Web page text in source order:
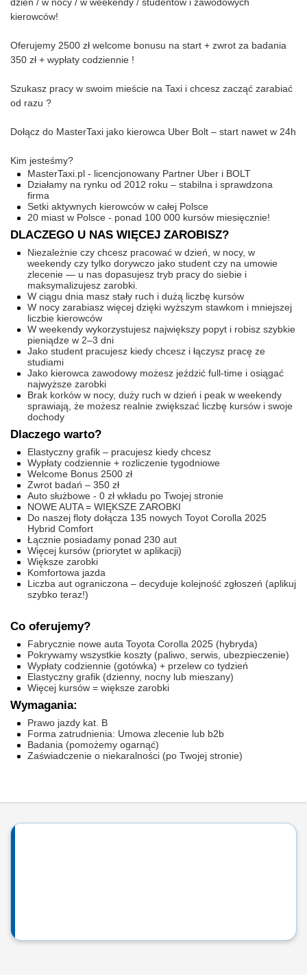
kierowców!
Oferujemy 2500 zł welcome bonusu na start + zwrot za badania
350 zł + wypłaty codziennie !
Szukasz pracy w swoim mieście na Taxi i chcesz zacząć zarabiać
od razu ?
Dołącz do MasterTaxi jako kierowca Uber Bolt – start nawet w 24h
Kim jesteśmy?
MasterTaxi.pl - licencjonowany Partner Uber i BOLT
Działamy na rynku od 2012 roku – stabilna i sprawdzona
firma
Setki aktywnych kierowców w całej Polsce
20 miast w Polsce - ponad 100 000 kursów miesięcznie!
DLACZEGO U NAS WIĘCEJ ZAROBISZ?
Niezależnie czy chcesz pracować w dzień, w nocy, w
weekendy czy tylko dorywczo jako student czy na umowie
zlecenie — u nas dopasujesz tryb pracy do siebie i
maksymalizujesz zarobki.
W ciągu dnia masz stały ruch i dużą liczbę kursów
W nocy zarabiasz więcej dzięki wyższym stawkom i mniejszej
liczbie kierowców
W weekendy wykorzystujesz największy popyt i robisz szybkie
pieniądze w 2–3 dni
Jako student pracujesz kiedy chcesz i łączysz pracę ze
studiami
Jako kierowca zawodowy możesz jeździć full-time i osiągać
najwyższe zarobki
Brak korków w nocy, duży ruch w dzień i peak w weekendy
sprawiają, że możesz realnie zwiększać liczbę kursów i swoje
dochody
Dlaczego warto?
Elastyczny grafik – pracujesz kiedy chcesz
Wypłaty codziennie + rozliczenie tygodniowe
Welcome Bonus 2500 zł
Zwrot badań – 350 zł
Auto służbowe - 0 zł wkładu po Twojej stronie
NOWE AUTA = WIĘKSZE ZAROBKI
Do naszej floty dołącza 135 nowych Toyot Corolla 2025
Hybrid Comfort
Łącznie posiadamy ponad 230 aut
Więcej kursów (priorytet w aplikacji)
Większe zarobki
Komfortowa jazda
Liczba aut ograniczona – decyduje kolejność zgłoszeń (aplikuj
szybko teraz!)
Co oferujemy?
Fabrycznie nowe auta Toyota Corolla 2025 (hybryda)
Pokrywamy wszystkie koszty (paliwo, serwis, ubezpieczenie)
Wypłaty codziennie (gotówka) + przelew co tydzień
Elastyczny grafik (dzienny, nocny lub mieszany)
Więcej kursów = większe zarobki
Wymagania:
Prawo jazdy kat. B
Forma zatrudnienia: Umowa zlecenie lub b2b
Badania (pomożemy ogarnąć)
Zaświadczenie o niekaralności (po Twojej stronie)